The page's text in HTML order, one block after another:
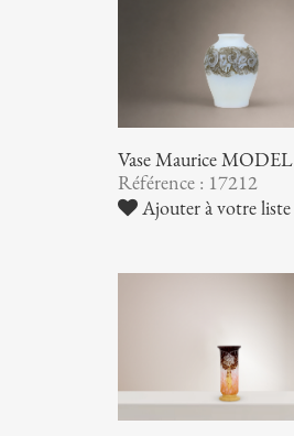
Vase Maurice MODEL
Référence : 17212
Ajouter à votre liste